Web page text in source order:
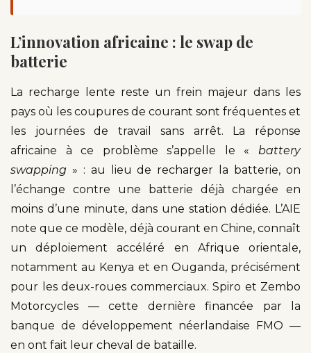
L’innovation africaine : le swap de
batterie
La recharge lente reste un frein majeur dans les
pays où les coupures de courant sont fréquentes et
les journées de travail sans arrêt. La réponse
africaine à ce problème s’appelle le « battery
swapping » : au lieu de recharger la batterie, on
l’échange contre une batterie déjà chargée en
moins d’une minute, dans une station dédiée. L’AIE
note que ce modèle, déjà courant en Chine, connaît
un déploiement accéléré en Afrique orientale,
notamment au Kenya et en Ouganda, précisément
pour les deux-roues commerciaux. Spiro et Zembo
Motorcycles — cette dernière financée par la
banque de développement néerlandaise FMO —
en ont fait leur cheval de bataille.